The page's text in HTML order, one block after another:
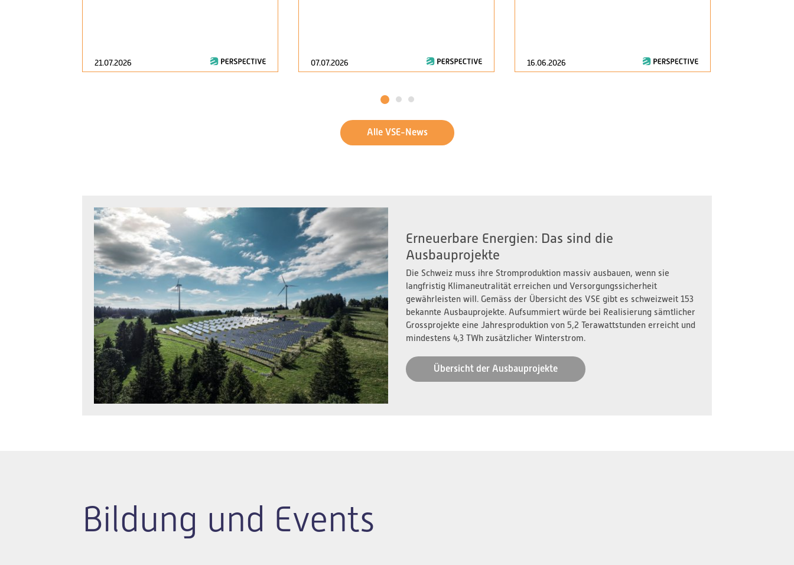
21.07.2026 07.07.2026 16.06.2026
1 2 3
Alle VSE-News
Erneuerbare Energien: Das sind die
Ausbauprojekte
Die Schweiz muss ihre Stromproduktion massiv ausbauen, wenn sie
langfristig Klimaneutralität erreichen und Versorgungssicherheit
gewährleisten will. Gemäss der Übersicht des VSE gibt es schweizweit 153
bekannte Ausbauprojekte. Aufsummiert würde bei Realisierung sämtlicher
Grossprojekte eine Jahresproduktion von 5,2 Terawattstunden erreicht und
mindestens 4,3 TWh zusätzlicher Winterstrom.
Übersicht der Ausbauprojekte
Bildung und Events